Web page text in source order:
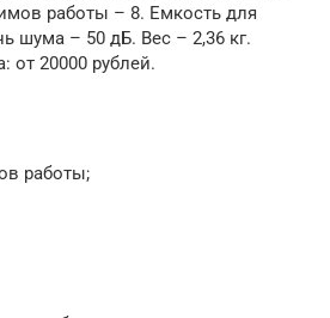
работы – 8. Емкость для
шума – 50 дБ. Вес – 2,36 кг.
от 20000 рублей.
работы;